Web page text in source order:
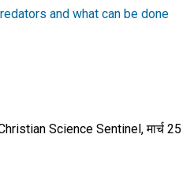
and what can be done
Science Sentinel, मार्च 25